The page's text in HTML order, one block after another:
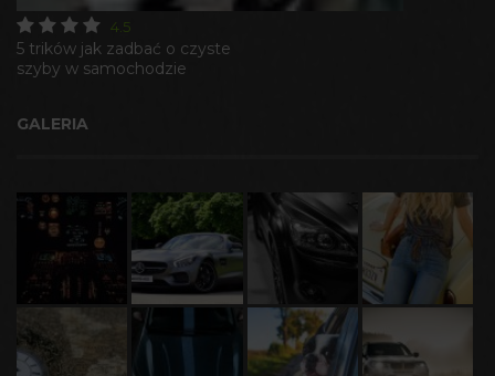
5 trików jak zadbać o czyste
szyby w samochodzie
4.5
GALERIA